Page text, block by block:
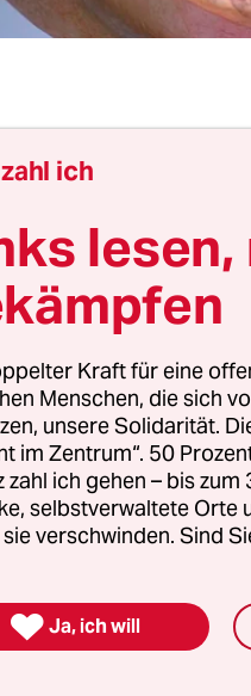
in den rauen Gassen
in dem das
Niederlage erfuhr,
nie unterkriegen,
nicht als
90er-Jahre von
Haft verurteilt
Präsident auf
Gesten
die Opposition. Seine
gefasst
und
zahl ich
Kraft für eine
Menschen, die sich
unsere Solidarität.
im Zentrum“. 50
zahl ich gehen – bis
selbstverwaltete Orte
verschwinden. Sind
 Ja, ich will